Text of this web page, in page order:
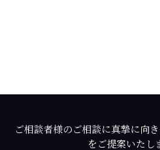
ご相談者様のご相談に真摯に向
をご提案いたし